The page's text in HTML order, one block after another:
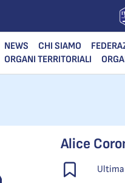
NEWS CHI SIAMO
ORGANI TERRITORIALI
Alice